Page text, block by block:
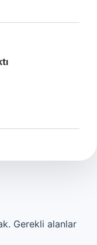
Gerekli alanlar